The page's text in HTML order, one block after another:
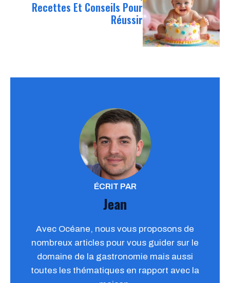
Recettes Et Conseils Pour
Réussir
ÉCRIT PAR
Jean
Avec Océane, nous vous proposons de
nombreux articles pour vous guider sur le
domaine de la gastronomie mais aussi
toutes les thématiques en rapport avec la